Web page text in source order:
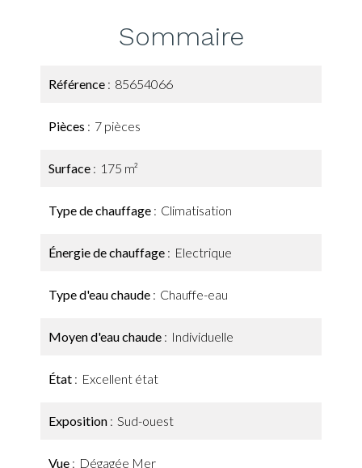
Sommaire
Référence 85654066
Pièces 7 pièces
Surface 175 m²
Type de chauffage Climatisation
Énergie de chauffage Electrique
Type d'eau chaude Chauffe-eau
Moyen d'eau chaude Individuelle
État Excellent état
Exposition Sud-ouest
Vue Dégagée Mer